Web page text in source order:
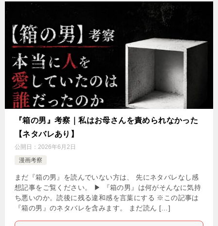
『箱の男』考察｜私はお母さんを責められなかった
【ネタバレあり】
公開日： 2026年6月2日
漫画考察
まだ『箱の男』を読んでいない方は、 先にネタバレなし感
想記事をご覧ください。 ▶ 『箱の男』は何がそんなに気持
ち悪いのか。読後に残る違和感を言葉にする ※この記事は
『箱の男』のネタバレを含みます。 まだ読ん […]